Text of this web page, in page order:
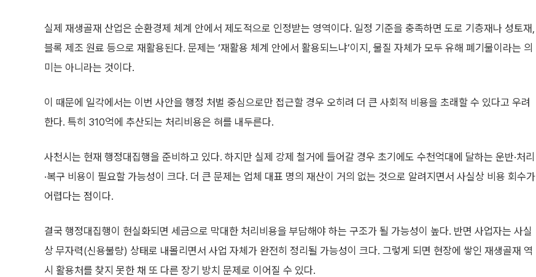
실제 재생골재 산업은 순환경제 체계 안에서 제도적으로 인정받는 영역이다. 일정 기준을 충족하면 도로 기층재나 성토재,
블록 제조 원료 등으로 재활용된다. 문제는 ‘재활용 체계 안에서 활용되느냐’이지, 물질 자체가 모두 유해 폐기물이라는 의
미는 아니라는 것이다.
이 때문에 일각에서는 이번 사안을 행정 처벌 중심으로만 접근할 경우 오히려 더 큰 사회적 비용을 초래할 수 있다고 우려
한다. 특히 310억에 추산되는 처리비용은 혀를 내두른다.
사천시는 현재 행정대집행을 준비하고 있다. 하지만 실제 강제 철거에 들어갈 경우 초기에도 수천억대에 달하는 운반·처리
·복구 비용이 필요할 가능성이 크다. 더 큰 문제는 업체 대표 명의 재산이 거의 없는 것으로 알려지면서 사실상 비용 회수가
어렵다는 점이다.
결국 행정대집행이 현실화되면 세금으로 막대한 처리비용을 부담해야 하는 구조가 될 가능성이 높다. 반면 사업자는 사실
상 무자력(신용불량) 상태로 내몰리면서 사업 자체가 완전히 정리될 가능성이 크다. 그렇게 되면 현장에 쌓인 재생골재 역
시 활용처를 찾지 못한 채 또 다른 장기 방치 문제로 이어질 수 있다.